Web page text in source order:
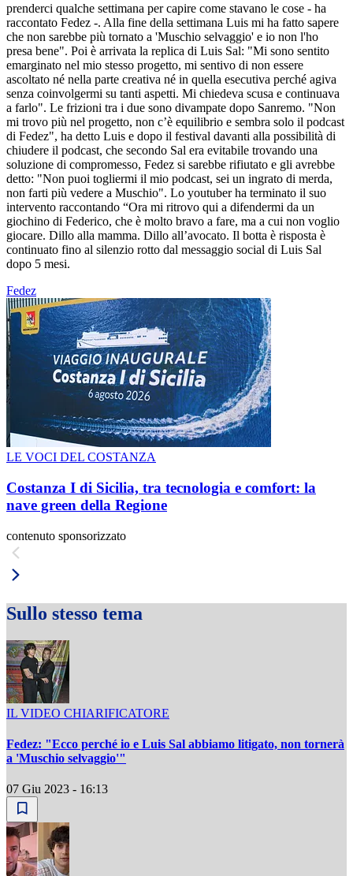
prenderci qualche settimana per capire come stavano le cose - ha
raccontato Fedez -. Alla fine della settimana Luis mi ha fatto sapere
che non sarebbe più tornato a 'Muschio selvaggio' e io non l'ho
presa bene". Poi è arrivata la replica di Luis Sal: "Mi sono sentito
emarginato nel mio stesso progetto, mi sentivo di non essere
ascoltato né nella parte creativa né in quella esecutiva perché agiva
senza coinvolgermi su tanti aspetti. Mi chiedeva scusa e continuava
a farlo". Le frizioni tra i due sono divampate dopo Sanremo. "Non
mi trovo più nel progetto, non c’è equilibrio e sembra solo il podcast
di Fedez", ha detto Luis e dopo il festival davanti alla possibilità di
chiudere il podcast, che secondo Sal era evitabile trovando una
soluzione di compromesso, Fedez si sarebbe rifiutato e gli avrebbe
detto: "Non puoi togliermi il mio podcast, sei un ingrato di merda,
non farti più vedere a Muschio". Lo youtuber ha terminato il suo
intervento raccontando “Ora mi ritrovo qui a difendermi da un
giochino di Federico, che è molto bravo a fare, ma a cui non voglio
giocare. Dillo alla mamma. Dillo all’avocato. Il botta è risposta è
continuato fino al silenzio rotto dal messaggio social di Luis Sal
dopo 5 mesi.
Fedez
LE VOCI DEL COSTANZA
Costanza I di Sicilia, tra tecnologia e comfort: la
nave green della Regione
contenuto sponsorizzato
Sullo stesso tema
IL VIDEO CHIARIFICATORE
Fedez: "Ecco perché io e Luis Sal abbiamo litigato, non tornerà
a 'Muschio selvaggio'"
07 Giu 2023 - 16:13